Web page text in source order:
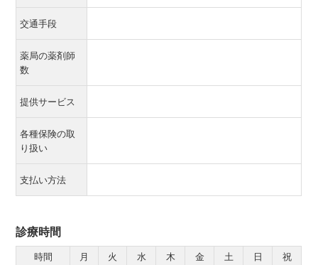
交通手段
薬局の薬剤師
数
提供サービス
各種保険の取
り扱い
支払い方法
診療時間
時間 月 火 水 木 金 土 日
祝